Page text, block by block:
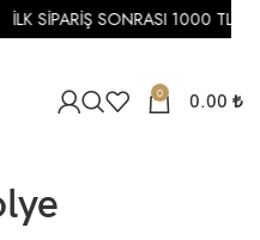
0 0.00 ₺
SİPARİŞ SONRASI 1000 TL